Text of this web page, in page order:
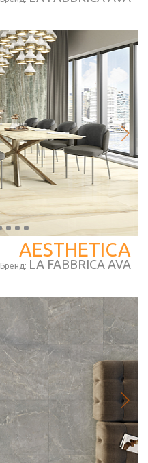
AESTHETICA
Бренд: LA FABBRICA AVA